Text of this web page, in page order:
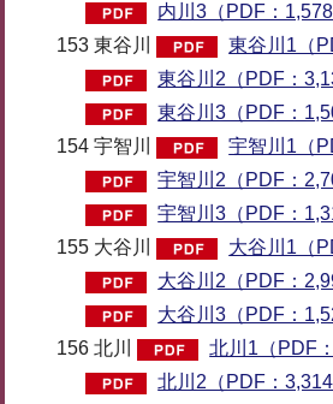
内川3（PDF：
153 東谷川
東谷川1（
東谷川2（PDF：
東谷川3（PDF：
154 宇智川
宇智川1（
宇智川2（PDF：
宇智川3（PDF：
155 大谷川
大谷川1（
大谷川2（PDF：
大谷川3（PDF：
156 北川
北川1（PDF
北川2（PDF：